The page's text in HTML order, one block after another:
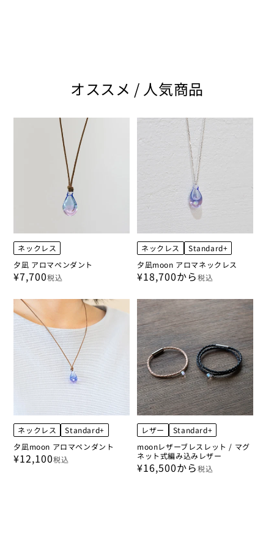
オススメ / 人気商品
ネックレス
夕凪 アロマペンダント
¥7,700税込
ネックレス
Standard+
夕凪moon アロマネックレス
¥18,700から税込
ネックレス
Standard+
夕凪moon アロマペンダント
¥12,100税込
レザー
Standard+
moonレザーブレスレット / マグ
ネット式編み込みレザー
¥16,500から税込